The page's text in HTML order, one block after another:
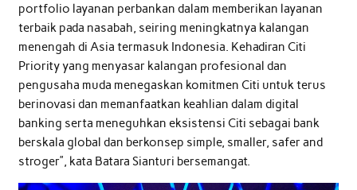
portfolio layanan perbankan dalam memberikan layanan
terbaik pada nasabah, seiring meningkatnya kalangan
menengah di Asia termasuk Indonesia. Kehadiran Citi
Priority yang menyasar kalangan profesional dan
pengusaha muda menegaskan komitmen Citi untuk terus
berinovasi dan memanfaatkan keahlian dalam digital
banking serta meneguhkan eksistensi Citi sebagai bank
berskala global dan berkonsep simple, smaller, safer and
stroger”, kata Batara Sianturi bersemangat.